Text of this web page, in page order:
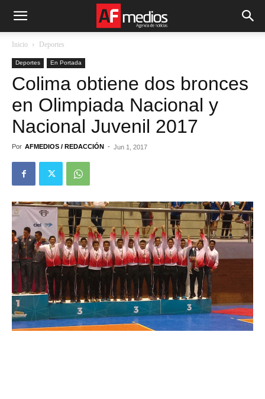
Inicio Deportes
Deportes En Portada
Colima obtiene dos bronces
en Olimpiada Nacional y
Nacional Juvenil 2017
Por AFMEDIOS / REDACCIÓN - Jun 1, 2017